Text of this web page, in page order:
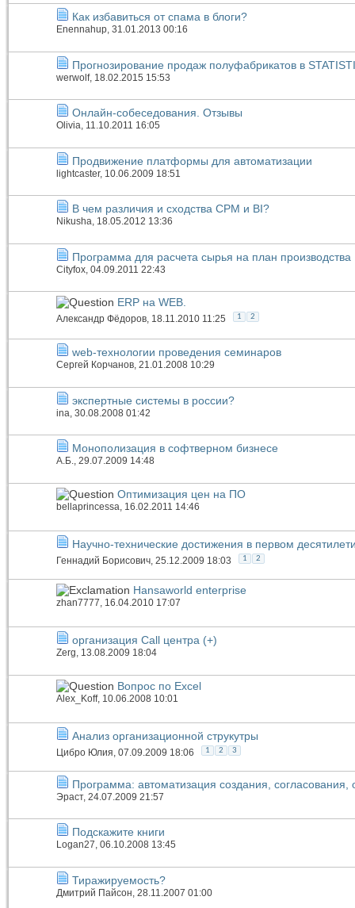
Как избавиться от спама в блоги?
Enennahup, 31.01.2013 00:16
Прогнозирование продаж полуфабрикатов в
werwolf, 18.02.2015 15:53
Онлайн-собеседования. Отзывы
Olivia, 11.10.2011 16:05
Продвижение платформы для автоматизации
lightcaster, 10.06.2009 18:51
В чем различия и сходства CPM и BI?
Nikusha, 18.05.2012 13:36
Программа для расчета сырья на план производства
Cityfox , 04.09.2011 22:43
ERP на WEB.
Александр Фёдоров, 18.11.2010 11:25 1 2
web-технологии проведения семинаров
Сергей Корчанов, 21.01.2008 10:29
экспертные системы в россии?
ina, 30.08.2008 01:42
Монополизация в софтверном бизнесе
А.Б., 29.07.2009 14:48
Оптимизация цен на ПО
bellaprincessa, 16.02.2011 14:46
Научно-технические достижения в первом
Геннадий Борисович, 25.12.2009 18:03 1 2
Hansaworld enterprise
zhan7777, 16.04.2010 17:07
организация Call центра (+)
Zerg, 13.08.2009 18:04
Вопрос по Excel
Alex_Koff, 10.06.2008 10:01
Анализ организационной струкутры
Цибро Юлия, 07.09.2009 18:06 1 2 3
Программа: автоматизация создания, согласования,
Эраст, 24.07.2009 21:57
Подскажите книги
Logan27, 06.10.2008 13:45
Тиражируемость?
Дмитрий Пайсон , 28.11.2007 01:00